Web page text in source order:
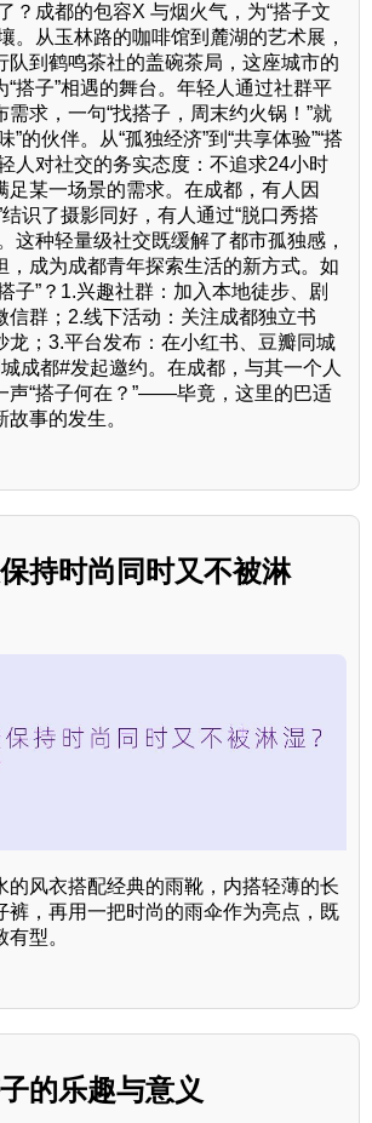
？成都的包容X 与烟火气，为“搭子文
。从玉林路的咖啡馆到麓湖的艺术展，
队到鹤鸣茶社的盖碗茶局，这座城市的
搭子”相遇的舞台。年轻人通过社群平
需求，一句“找搭子，周末约火锅！”就
”的伙伴。从“孤独经济”到“共享体验”“搭
人对社交的务实态度：不追求24小时
足某一场景的需求。在成都，有人因
结识了摄影同好，有人通过“脱口秀搭
这种轻量级社交既缓解了都市孤独感，
，成为成都青年探索生活的新方式。如
子”？1.兴趣社群：加入本地徒步、剧
信群；2.线下活动：关注成都独立书
龙；3.平台发布：在小红书、豆瓣同城
成都#发起邀约。在成都，与其一个人
声“搭子何在？”——毕竟，这里的巴适
事的发生。
持时尚同时又不被淋
的风衣搭配经典的雨靴，内搭轻薄的长
裤，再用一把时尚的雨伞作为亮点，既
型。
的乐趣与意义